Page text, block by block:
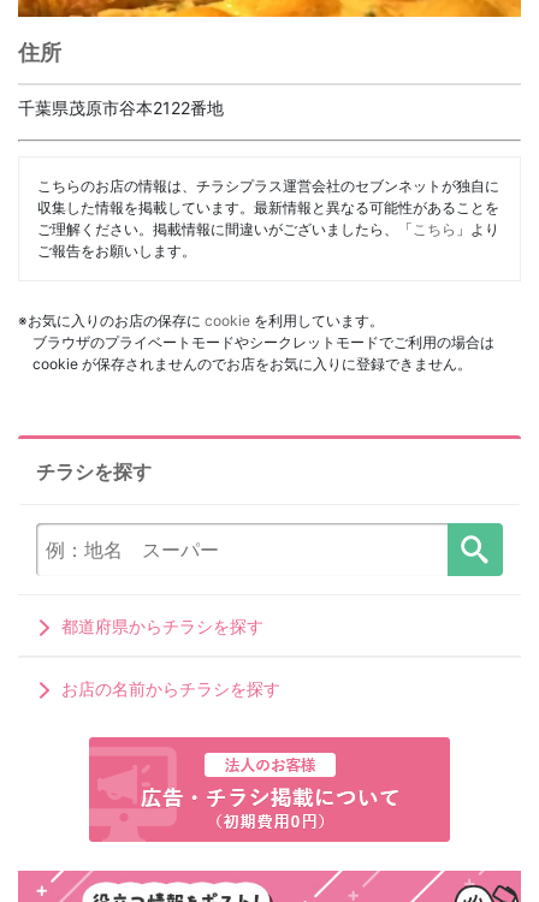
住所
千葉県茂原市谷本2122番地
こちらのお店の情報は、チラシプラス運営会社のセブンネットが独自に
収集した情報を掲載しています。最新情報と異なる可能性があることを
ご理解ください。掲載情報に間違いがございましたら、「 こちら 」より
ご報告をお願いします。
※お気に入りのお店の保存に cookie を利用しています。
ブラウザのプライベートモードやシークレットモードでご利用の場合は
cookie が保存されませんのでお店をお気に入りに登録できません。
チラシを探す
都道府県からチラシを探す
お店の名前からチラシを探す